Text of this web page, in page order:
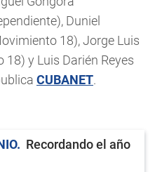
Duniel
18), Jorge Luis
y Luis Darién Reyes
CUBANET.
Recordando el año